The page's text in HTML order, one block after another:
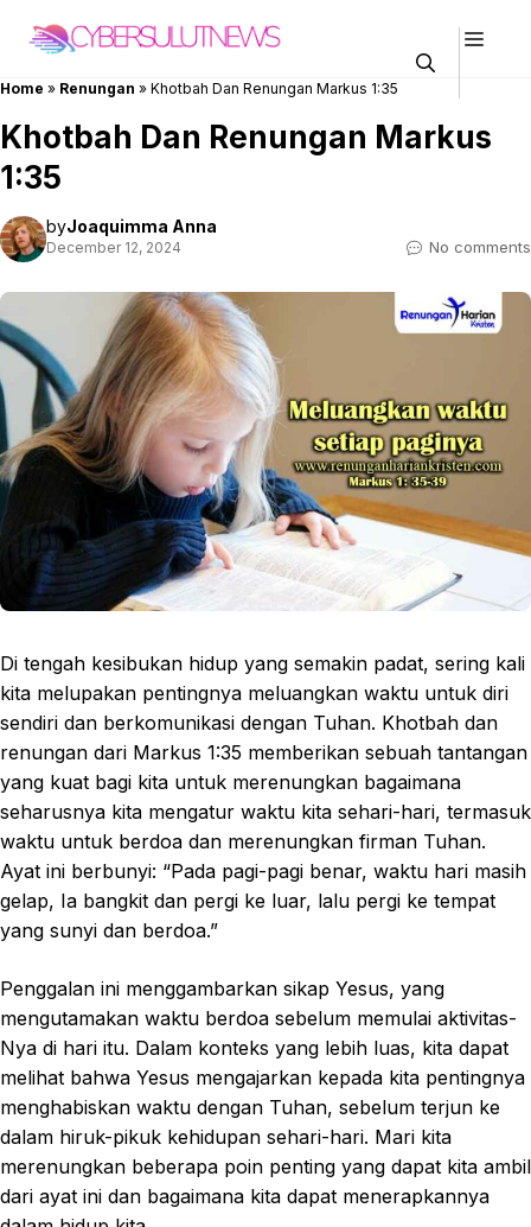
Home » Renungan » Khotbah Dan Renungan Markus 1:35
Khotbah Dan Renungan Markus
1:35
byJoaquimma Anna
December 12, 2024 No comments
Di tengah kesibukan hidup yang semakin padat, sering kali
kita melupakan pentingnya meluangkan waktu untuk diri
sendiri dan berkomunikasi dengan Tuhan. Khotbah dan
renungan dari Markus 1:35 memberikan sebuah tantangan
yang kuat bagi kita untuk merenungkan bagaimana
seharusnya kita mengatur waktu kita sehari-hari, termasuk
waktu untuk berdoa dan merenungkan firman Tuhan.
Ayat ini berbunyi: “Pada pagi-pagi benar, waktu hari masih
gelap, Ia bangkit dan pergi ke luar, lalu pergi ke tempat
yang sunyi dan berdoa.”
Penggalan ini menggambarkan sikap Yesus, yang
mengutamakan waktu berdoa sebelum memulai aktivitas-
Nya di hari itu. Dalam konteks yang lebih luas, kita dapat
melihat bahwa Yesus mengajarkan kepada kita pentingnya
menghabiskan waktu dengan Tuhan, sebelum terjun ke
dalam hiruk-pikuk kehidupan sehari-hari. Mari kita
merenungkan beberapa poin penting yang dapat kita ambil
dari ayat ini dan bagaimana kita dapat menerapkannya